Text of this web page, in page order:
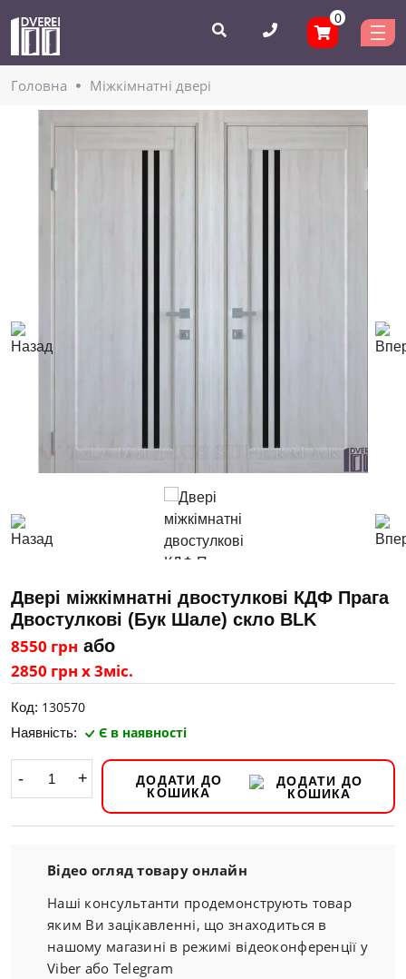
0
Головнa Міжкімнатні двері
Двері міжкімнатні двостулкові КДФ Прага
Двостулкові (Бук Шале) скло BLK
8550 грн або
2850 грн х 3міс.
Код: 130570
Наявність: Є в наявності
- +
ДОДАТИ ДО
КОШИКА
Відео огляд товару онлайн
Наші консультанти продемонструють товар
яким Ви зацікавленні, що знаходиться в
нашому магазині в режимі відеоконференції у
Viber або Telegram